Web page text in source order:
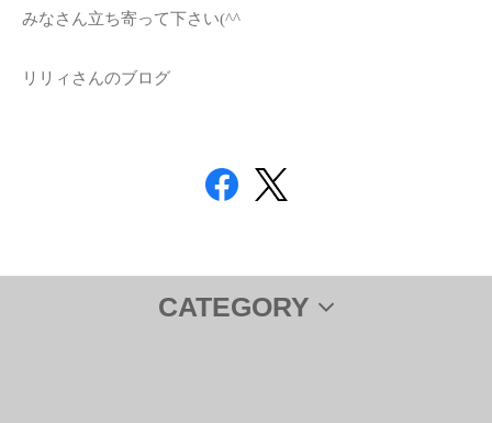
みなさん立ち寄って下さい(^^ゞ
リリィさんのブログ
CATEGORY